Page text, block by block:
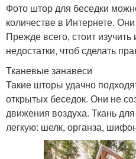
Фото штор для беседки
количестве в Интернете.
Прежде всего, стоит изучить
недостатки, чтоб сделать
Тканевые занавеси
Такие шторы удачно
открытых беседок. Они не
движения воздуха. Ткань
легкую: шелк, органза,